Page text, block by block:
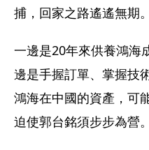
捕，回家之路遙遙無期。
一邊是20年來供養鴻海
邊是手握訂單、掌握技
鴻海在中國的資產，可
迫使郭台銘須步步為營。